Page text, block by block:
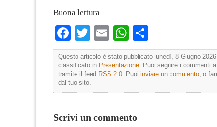
Buona lettura
Facebook
TwitterEmailWhatsApp
Questo articolo è stato pubblicato lunedì, 8 Giugno
classificato in Presentazione . Puoi seguire i commenti
tramite il feed RSS 2.0 . Puoi inviare un commento , o
dal tuo sito.
Scrivi un commento